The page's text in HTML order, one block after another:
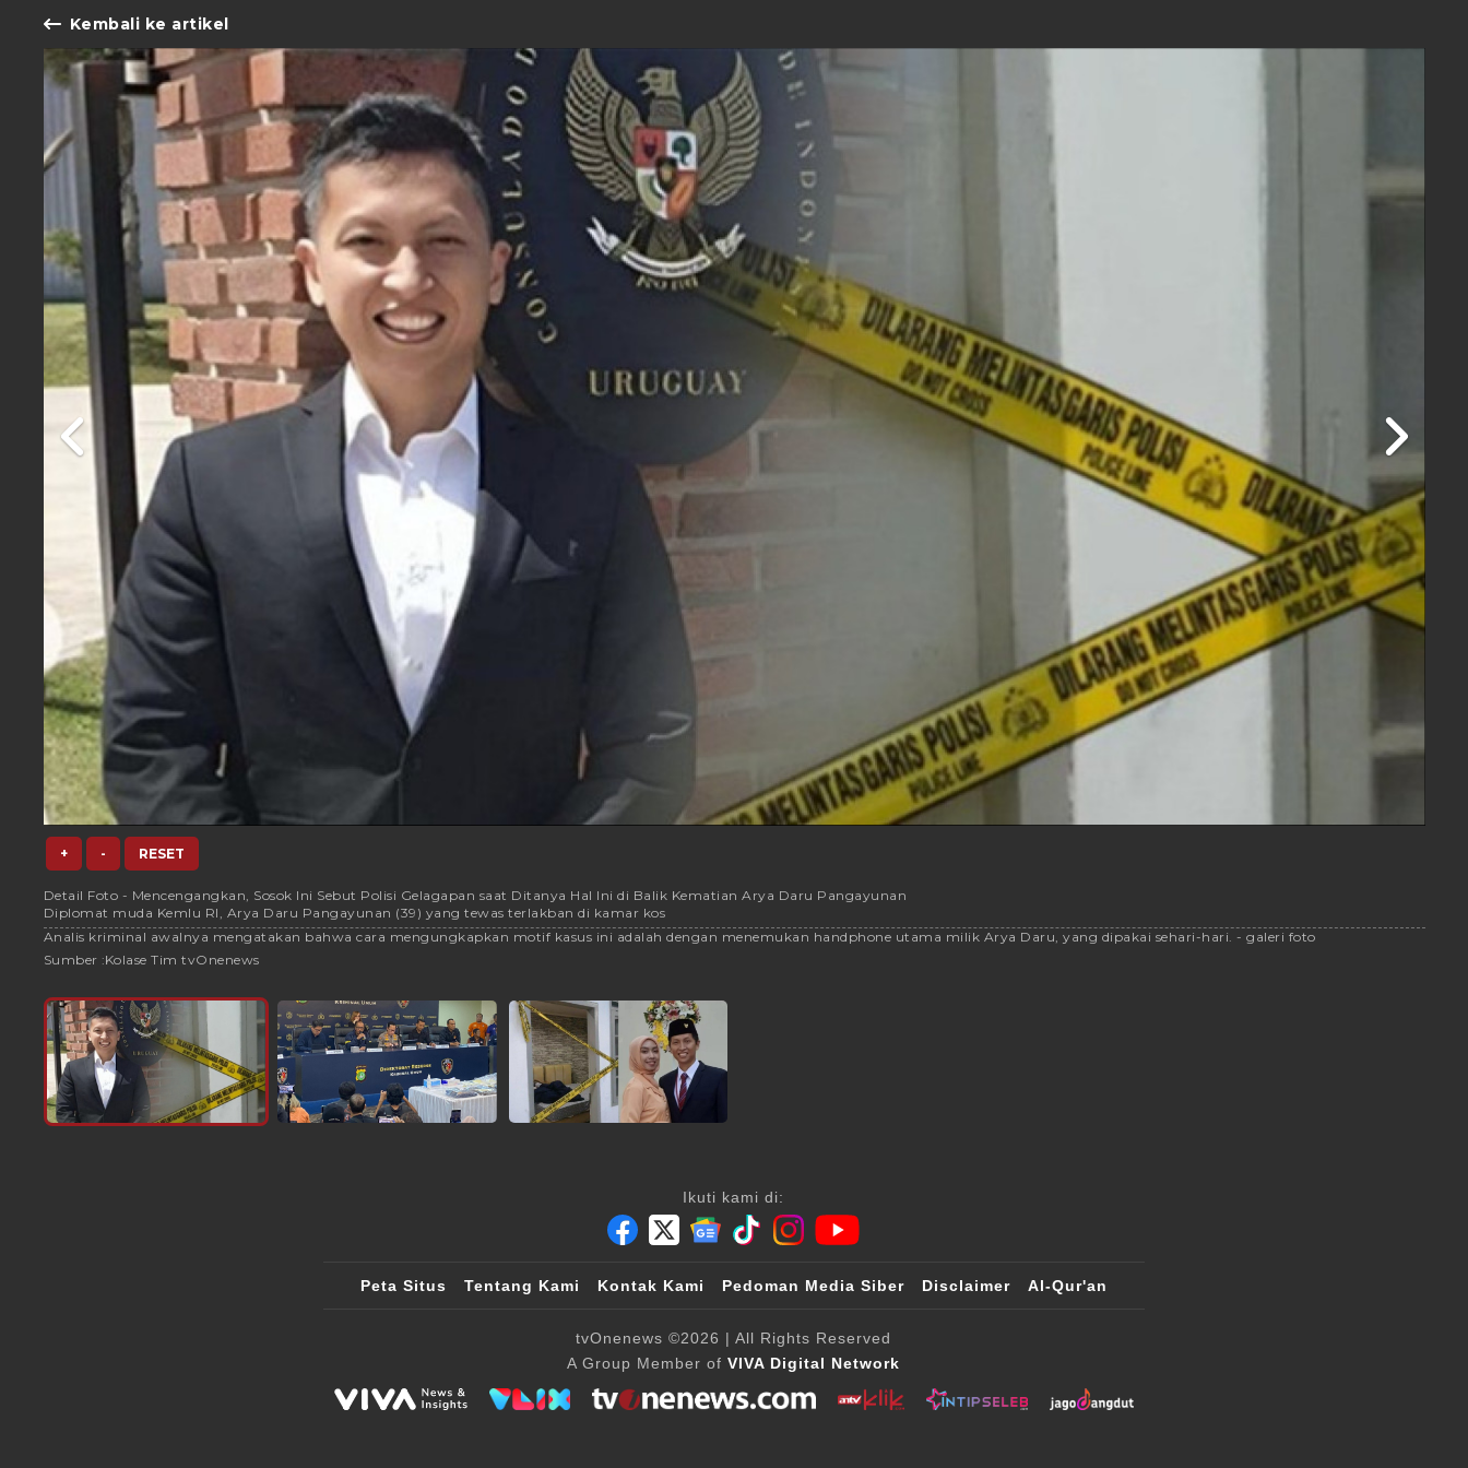
Kembali ke artikel
+ - RESET
Detail Foto - Mencengangkan, Sosok Ini Sebut Polisi Gelagapan saat Ditanya Hal Ini di Balik Kematian Arya Daru Pangayunan
Diplomat muda Kemlu RI, Arya Daru Pangayunan (39) yang tewas terlakban di kamar kos
Analis kriminal awalnya mengatakan bahwa cara mengungkapkan motif kasus ini adalah dengan menemukan handphone utama milik Arya Daru, yang dipakai sehari-hari. - galeri foto
Sumber :Kolase Tim tvOnenews
Ikuti kami di:
Peta Situs Tentang Kami Kontak Kami Pedoman Media Siber Disclaimer Al-Qur'an
tvOnenews ©2026 | All Rights Reserved
A Group Member ofVIVA Digital Network